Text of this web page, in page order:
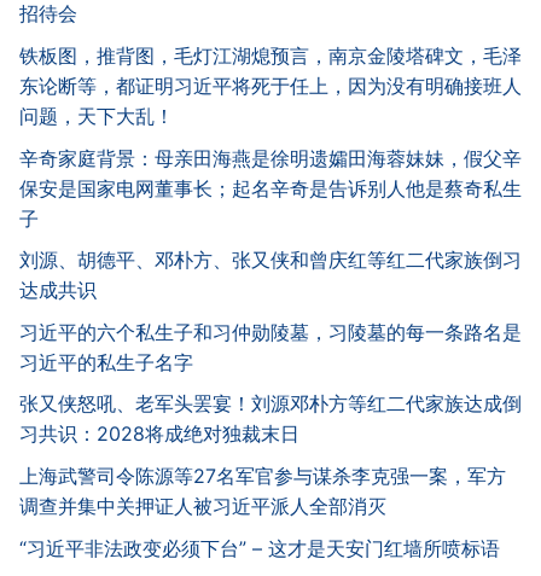
招待会
铁板图，推背图，毛灯江湖熄预言，南京金陵塔碑文，毛泽
东论断等，都证明习近平将死于任上，因为没有明确接班人
问题，天下大乱！
辛奇家庭背景：母亲田海燕是徐明遗孀田海蓉妹妹，假父辛
保安是国家电网董事长；起名辛奇是告诉别人他是蔡奇私生
子
刘源、胡德平、邓朴方、张又侠和曾庆红等红二代家族倒习
达成共识
习近平的六个私生子和习仲勋陵墓，习陵墓的每一条路名是
习近平的私生子名字
张又侠怒吼、老军头罢宴！刘源邓朴方等红二代家族达成倒
习共识：2028将成绝对独裁末日
上海武警司令陈源等27名军官参与谋杀李克强一案，军方
调查并集中关押证人被习近平派人全部消灭
“习近平非法政变必须下台” – 这才是天安门红墙所喷标语